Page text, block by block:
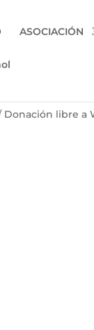
ASOCIACIÓN
Donación libre a